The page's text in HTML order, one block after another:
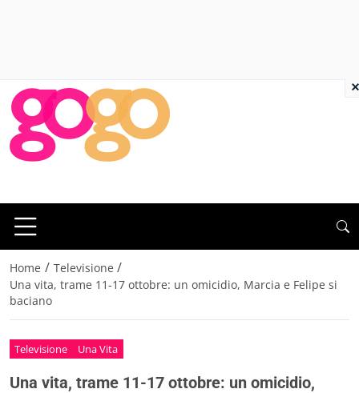
Home / Televisione /
Una vita, trame 11-17 ottobre: un omicidio, Marcia e Felipe si
baciano
Televisione Una Vita
Una vita, trame 11-17 ottobre: un omicidio,
×